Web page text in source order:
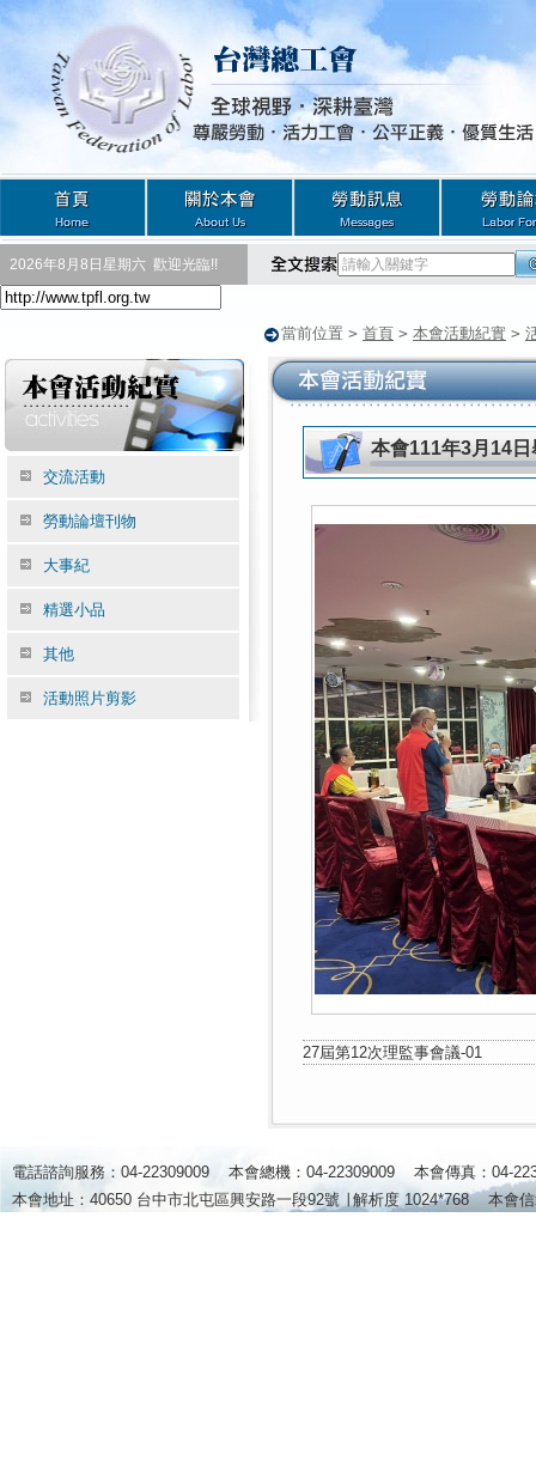
2026年8月8日星期六 歡迎光臨!!
當前位置 > 首頁 > 本會活動紀實 >
交流活動
勞動論壇刊物
大事紀
精選小品
其他
活動照片剪影
本會111年3月14
27屆第12次理監事會議-01
電話諮詢服務：04-22309009 本會總機：04-22309009 本會傳真：04-
本會地址：40650 台中市北屯區興安路一段92號 ∣解析度 1024*768本會信